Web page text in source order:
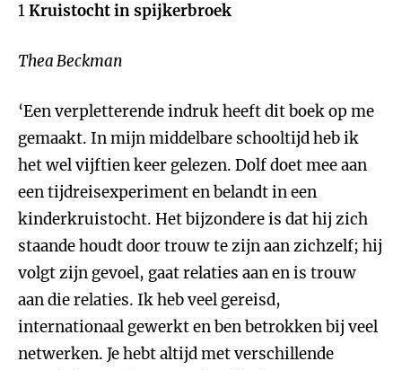
1Kruistocht in spijkerbroek
Thea Beckman
‘Een verpletterende indruk heeft dit boek op me
gemaakt. In mijn middelbare schooltijd heb ik
het wel vijftien keer gelezen. Dolf doet mee aan
een tijdreisexperiment en belandt in een
kinderkruistocht. Het bijzondere is dat hij zich
staande houdt door trouw te zijn aan zichzelf; hij
volgt zijn gevoel, gaat relaties aan en is trouw
aan die relaties. Ik heb veel gereisd,
internationaal gewerkt en ben betrokken bij veel
netwerken. Je hebt altijd met verschillende